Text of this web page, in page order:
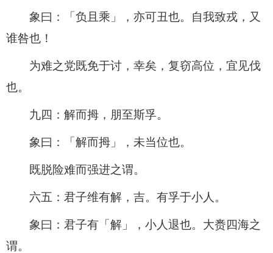
象曰：「负且乘」，亦可丑也。自我致戎，又
谁咎也！
为难之党既免于讨，幸矣，复窃高位，宜见伐
也。
九四：解而拇，朋至斯孚。
象曰：「解而拇」，未当位也。
既脱险难而强进之谓。
六五：君子维有解，吉。有孚于小人。
象曰：君子有「解」，小人退也。大赉四海之
谓。